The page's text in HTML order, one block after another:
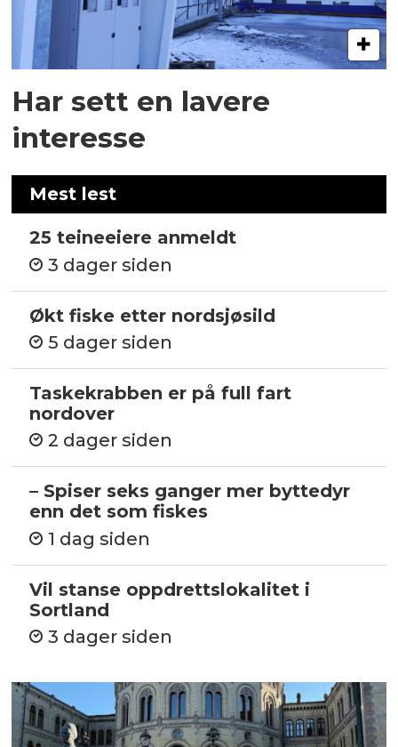
Har sett en lavere
interesse
Mest lest
25 teineeiere anmeldt
3 dager siden
Økt fiske etter nordsjøsild
5 dager siden
Taskekrabben er på full fart
nordover
2 dager siden
– Spiser seks ganger mer byttedyr
enn det som fiskes
1 dag siden
Vil stanse oppdrettslokalitet i
Sortland
3 dager siden